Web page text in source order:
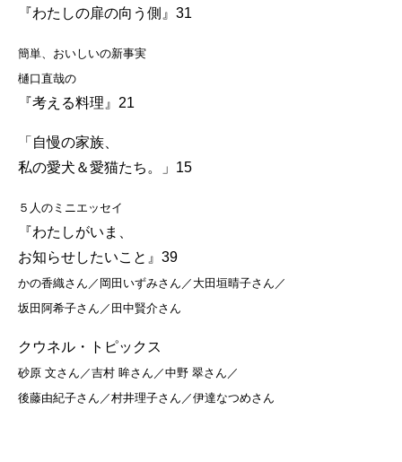
『わたしの扉の向う側』31
簡単、おいしいの新事実
樋口直哉の
『考える料理』21
「自慢の家族、
私の愛犬＆愛猫たち。」15
５人のミニエッセイ
『わたしがいま、
お知らせしたいこと』39
かの香織さん／岡田いずみさん／大田垣晴子さん／
坂田阿希子さん／田中賢介さん
クウネル・トピックス
砂原 文さん／吉村 眸さん／中野 翠さん／
後藤由紀子さん／村井理子さん／伊達なつめさん